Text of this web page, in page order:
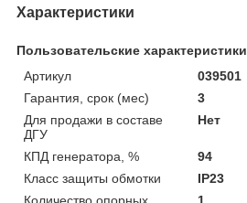
Характеристики
Пользовательские характеристики
Артикул
039501
Гарантия, срок (мес)
3
Для продажи в составе
ДГУ
Нет
КПД генератора, %
94
Класс защиты обмотки
IP23
Количество опорных
1